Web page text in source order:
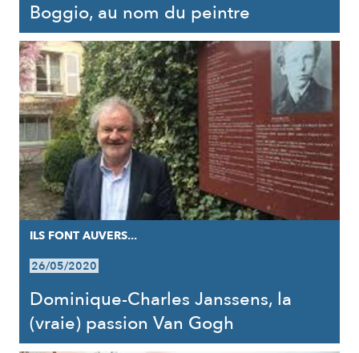
Boggio, au nom du peintre
ILS FONT AUVERS...
26/05/2020
Dominique-Charles Janssens, la
(vraie) passion Van Gogh